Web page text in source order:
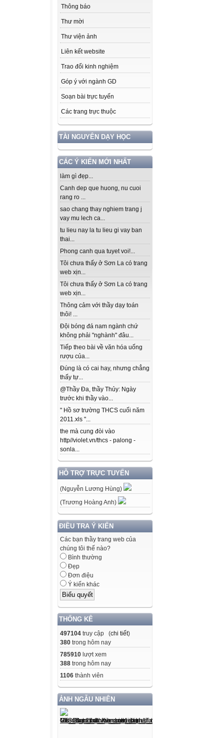
Thông báo
Thư mời
Thư viện ảnh
Liên kết website
Trao đổi kinh nghiệm
Góp ý với ngành GD
Soạn bài trực tuyến
Các trang trực thuộc
TÀI NGUYÊN DẠY HỌC
CÁC Ý KIẾN MỚI NHẤT
làm gì đẹp...
Canh dep que huong, nu cuoi
rang ro ...
sao chang thay nghiem trang j
vay mu lech ca...
tu lieu nay la tu lieu gi vay ban
thai...
Phong canh qua tuyet voi!...
Tôi chưa thấy ở Sơn La có trang
web xịn...
Tôi chưa thấy ở Sơn La có trang
web xịn...
Thông cảm với thầy dạy toán
thôi! ...
Đội bóng đá nam ngành chứ
không phải "nghành" đâu...
Tiếp theo bài về văn hóa uống
rượu của...
Đúng là có cai hay, nhưng chẳng
thấy tự...
@Thầy Đa, thầy Thủy: Ngày
trước khi thầy vào...
" Hồ sơ trường THCS cuối năm
2011.xls "...
the mà cung đòi vào
http//violet.vn/thcs - palong -
sonla...
HỖ TRỢ TRỰC TUYẾN
(Nguyễn Lương Hùng)
(Trương Hoàng Anh)
ĐIỀU TRA Ý KIẾN
Các bạn thầy trang web của
chúng tôi thế nào?
Bình thường
Đẹp
Đơn điệu
Ý kiến khác
THỐNG KÊ
497104 truy cập (chi tiết)
380 trong hôm nay
785910 lượt xem
388 trong hôm nay
1106 thành viên
ẢNH NGẪU NHIÊN